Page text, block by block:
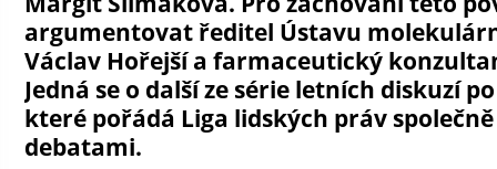
argumentovat ředitel Ústavu
Václav Hořejší a farmaceutický
Jedná se o další ze série letních diskuzí
které pořádá Liga lidských práv
debatami.